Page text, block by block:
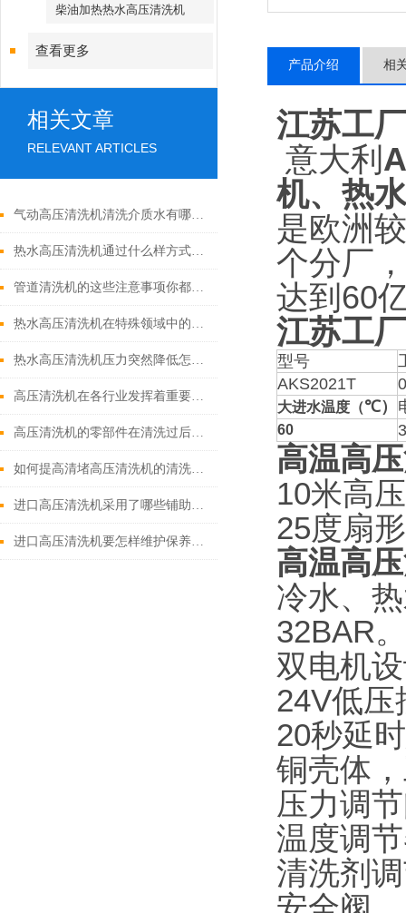
柴油加热热水高压清洗机
查看更多
相关文章
RELEVANT ARTICLES
气动高压清洗机清洗介质水有哪些优点
热水高压清洗机通过什么样方式来实现增压呢
管道清洗机的这些注意事项你都落实到位了吗
热水高压清洗机在特殊领域中的应用
热水高压清洗机压力突然降低怎么回事
高压清洗机在各行业发挥着重要的作用
高压清洗机的零部件在清洗过后还需要注意什么
如何提高清堵高压清洗机的清洗效果？
进口高压清洗机采用了哪些铺助系统
进口高压清洗机要怎样维护保养才算合理呢
产品介绍 相
江苏工
意大利
机、热
是欧洲
个分厂
达到60
江苏工
型号
AKS2021T
大进水温度（℃）
60
高温高
10米高
25度扇
高温高
冷水、
32BAR。
双电机
24V低压
20秒延
铜壳体
压力调
温度调
清洗剂